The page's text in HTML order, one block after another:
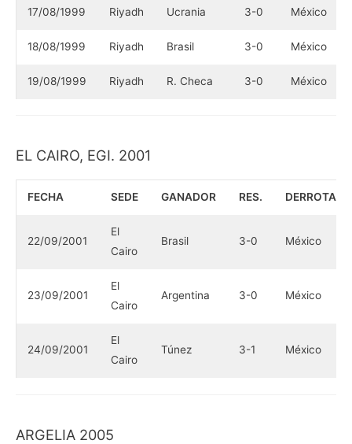
17/08/1999 Riyadh Ucrania 3-0 México
18/08/1999 Riyadh Brasil 3-0 México
19/08/1999 Riyadh R. Checa 3-0 México
EL CAIRO, EGI. 2001
FECHA SEDE GANADOR RES. DERROTADO
22/09/2001
El
Cairo
Brasil 3-0 México
23/09/2001
El
Cairo
Argentina 3-0 México
24/09/2001
El
Cairo
Túnez 3-1 México
ARGELIA 2005